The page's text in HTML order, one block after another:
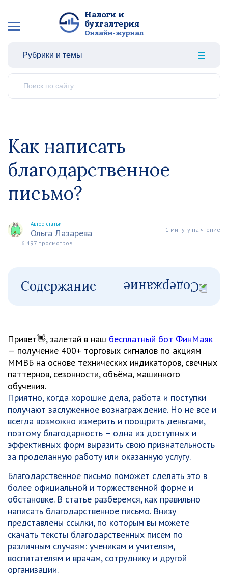
Налоги и
бухгалтерия
Онлайн-журнал
Рубрики и темы
Как написать
благодарственное
письмо?
Автор статьи
Ольга Лазарева
1 минуту на чтение
6 497 просмотров
Содержание
Привет👋, залетай в наш бесплатный бот ФинМаяк
— получение 400+ торговых сигналов по акциям
ММВБ на основе технических индикаторов, свечных
паттернов, сезонности, объёма, машинного
обучения.
Приятно, когда хорошие дела, работа и поступки
получают заслуженное вознаграждение. Но не все и
всегда возможно измерить и поощрить деньгами,
поэтому благодарность – одна из доступных и
эффективных форм выразить свою признательность
за проделанную работу или оказанную услугу.
Благодарственное письмо поможет сделать это в
более официальной и торжественной форме и
обстановке. В статье разберемся, как правильно
написать благодарственное письмо. Внизу
представлены ссылки, по которым вы можете
скачать тексты благодарственных писем по
различным случаям: ученикам и учителям,
воспитателям и врачам, сотруднику и другой
организации.